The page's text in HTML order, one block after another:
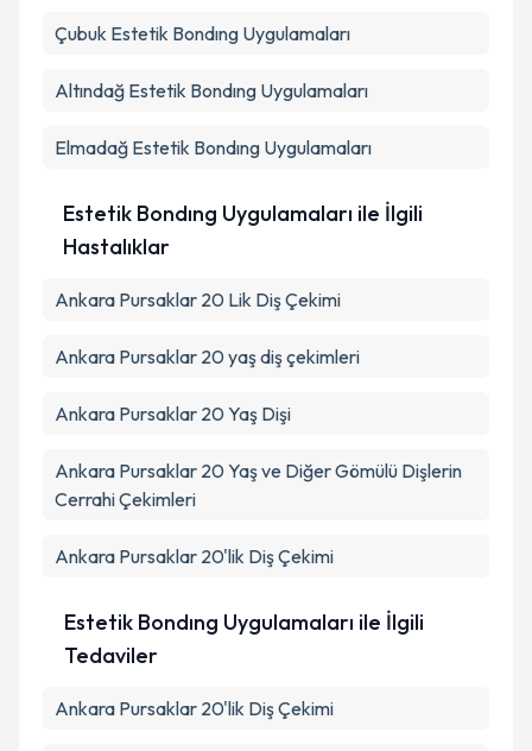
Çubuk Estetik Bondıng Uygulamaları
Altındağ Estetik Bondıng Uygulamaları
Elmadağ Estetik Bondıng Uygulamaları
Estetik Bondıng Uygulamaları ile İlgili
Hastalıklar
Ankara Pursaklar 20 Lik Diş Çekimi
Ankara Pursaklar 20 yaş diş çekimleri
Ankara Pursaklar 20 Yaş Dişi
Ankara Pursaklar 20 Yaş ve Diğer Gömülü Dişlerin
Cerrahi Çekimleri
Ankara Pursaklar 20'lik Diş Çekimi
Estetik Bondıng Uygulamaları ile İlgili
Tedaviler
Ankara Pursaklar 20'lik Diş Çekimi